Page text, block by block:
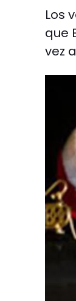
Los
que
vez